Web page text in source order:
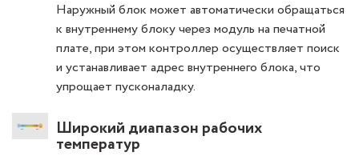
Наружный блок может автоматически обращаться
к внутреннему блоку через модуль на печатной
плате, при этом контроллер осуществляет поиск
и устанавливает адрес внутреннего блока, что
упрощает пусконаладку.
Широкий диапазон рабочих
температур